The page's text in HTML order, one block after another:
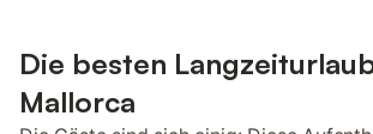
Die besten
Mallorca